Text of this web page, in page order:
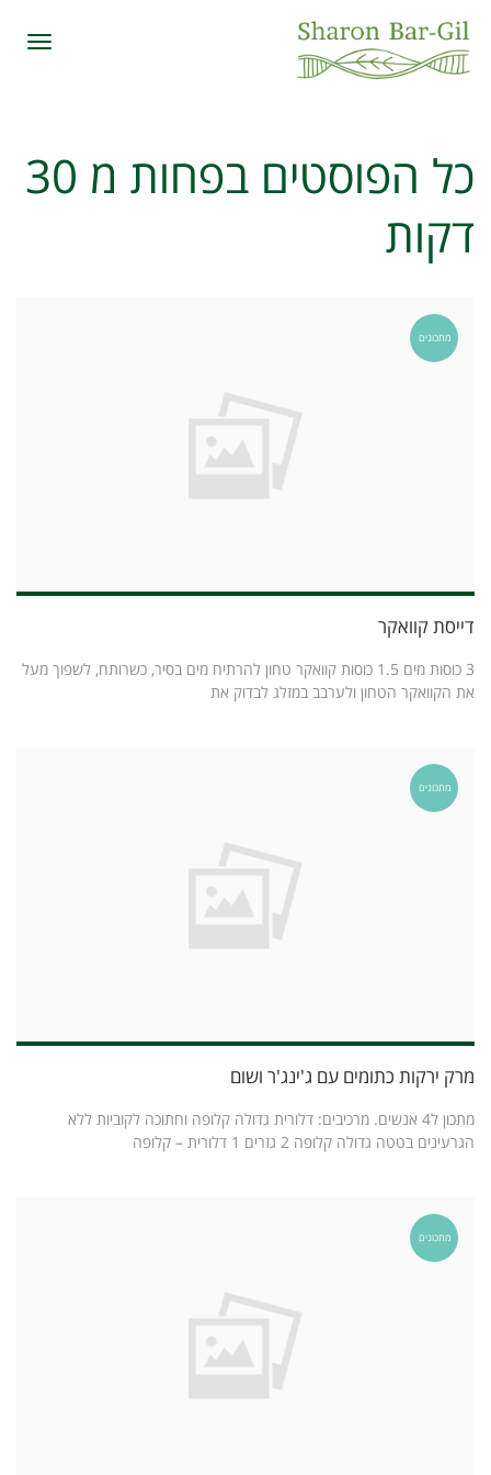
כל הפוסטים ב
פחות מ 30
דקות
מתכונים
דייסת קוואקר
3 כוסות מים 1.5 כוסות קוואקר טחון להרתיח מים בסיר, כשרותח, לשפוך מעל
את הקוואקר הטחון ולערבב במזלג לבדוק את
מתכונים
מרק ירקות כתומים עם ג'ינג'ר ושום
מתכון ל4 אנשים. מרכיבים: דלורית גדולה קלופה וחתוכה לקוביות ללא
הגרעינים בטטה גדולה קלופה 2 גזרים 1 דלורית – קלופה
מתכונים